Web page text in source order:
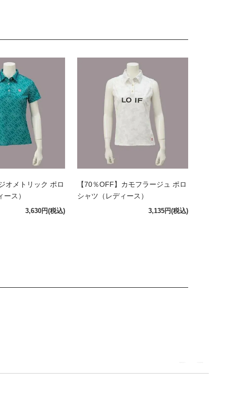
オメトリック ポロ
ス）
3,630円(税込)
【70％OFF】カモフラージュ ポロ
シャツ（レディース）
3,135円(税込)